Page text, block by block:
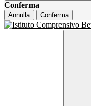
Conferma
Annulla Conferma